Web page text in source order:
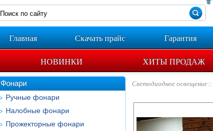
Главная Скачать прайс Гарантия
НОВИНКИ ХИТЫ ПРОДАЖ
Фонари
Ручные фонари
Налобные фонари
Прожекторные фонари
Светодиодное освещение